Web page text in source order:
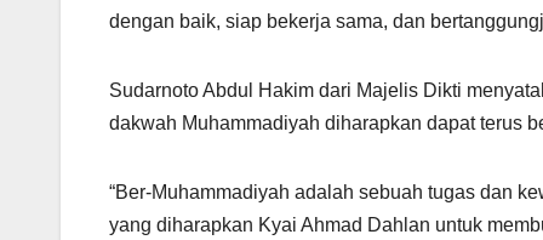
dengan baik, siap bekerja sama, dan
Sudarnoto Abdul Hakim dari Majelis Dikti
dakwah Muhammadiyah diharapkan dapat terus
“Ber-Muhammadiyah adalah sebuah tugas dan
yang diharapkan Kyai Ahmad Dahlan untuk